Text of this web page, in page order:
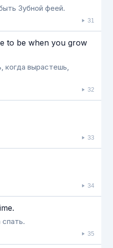
Зубной феей.
31
to be when you grow
когда вырастешь,
32
33
34
35